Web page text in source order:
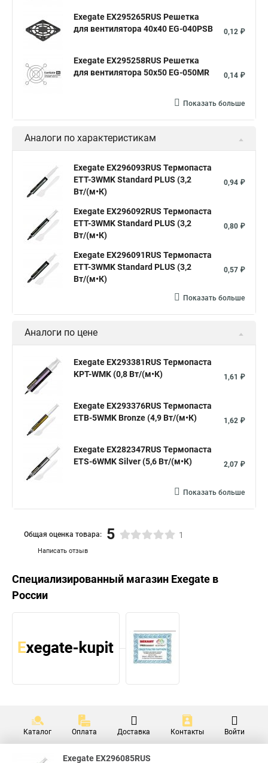
Exegate EX295265RUS Решетка
для вентилятора 40x40 EG-040PSB
0,12 ₽
Exegate EX295258RUS Решетка
для вентилятора 50х50 EG-050MR
0,14 ₽
Показать больше
Аналоги по характеристикам
Exegate EX296093RUS Термопаста
ETТ-3WMK Standard PLUS (3,2
Вт/(м•К)
0,94 ₽
Exegate EX296092RUS Термопаста
ETТ-3WMK Standard PLUS (3,2
Вт/(м•К)
0,80 ₽
Exegate EX296091RUS Термопаста
ETТ-3WMK Standard PLUS (3,2
Вт/(м•К)
0,57 ₽
Показать больше
Аналоги по цене
Exegate EX293381RUS Термопаста
KPT-WMK (0,8 Вт/(м•К)
1,61 ₽
Exegate EX293376RUS Термопаста
ETB-5WMK Bronze (4,9 Вт/(м•К)
1,62 ₽
Exegate EX282347RUS Термопаста
ETS-6WMK Silver (5,6 Вт/(м•К)
2,07 ₽
Показать больше
Написать отзыв
Общая оценка товара: 5 1
Специализированный магазин Exegate в
России
Каталог Оплата Доставка Контакты Войти
Exegate EX296085RUS